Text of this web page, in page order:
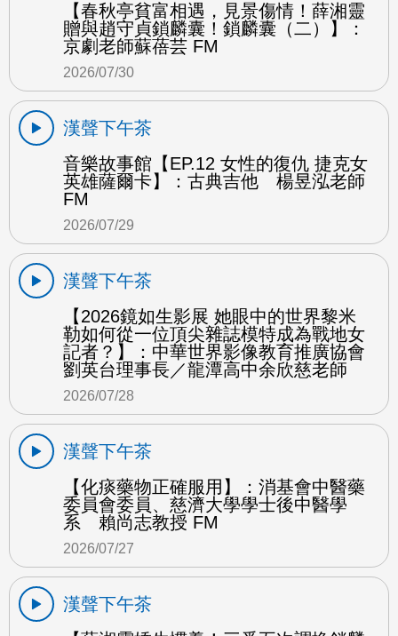
【春秋亭貧富相遇，見景傷情！薛湘靈
贈與趙守貞鎖麟囊！鎖麟囊（二）】：
京劇老師蘇蓓芸 FM
2026/07/30
漢聲下午茶
音樂故事館【EP.12 女性的復仇 捷克女
英雄薩爾卡】：古典吉他 楊昱泓老師
FM
2026/07/29
漢聲下午茶
【2026鏡如生影展 她眼中的世界黎米
勒如何從一位頂尖雜誌模特成為戰地女
記者？】：中華世界影像教育推廣協會
劉英台理事長／龍潭高中余欣慈老師
2026/07/28
漢聲下午茶
【化痰藥物正確服用】：消基會中醫藥
委員會委員、慈濟大學學士後中醫學
系 賴尚志教授 FM
2026/07/27
漢聲下午茶